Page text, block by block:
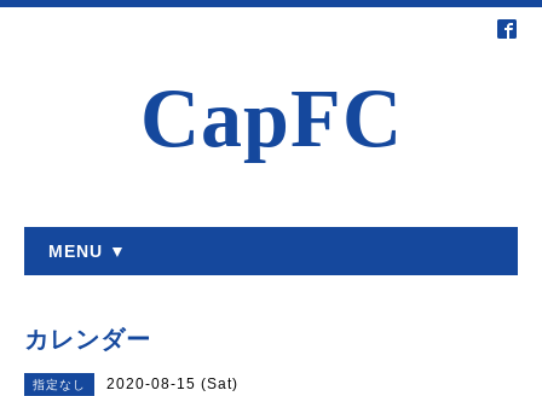
CapFC
MENU ▼
カレンダー
指定なし 2020-08-15 (Sat)